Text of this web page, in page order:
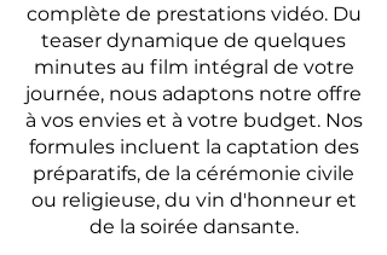
complète de prestations vidéo. Du
teaser dynamique de quelques
minutes au film intégral de votre
journée, nous adaptons notre offre
à vos envies et à votre budget. Nos
formules incluent la captation des
préparatifs, de la cérémonie civile
ou religieuse, du vin d'honneur et
de la soirée dansante.